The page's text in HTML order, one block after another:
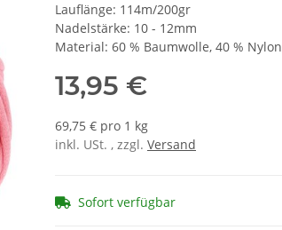
Lauflänge: 114m/200gr
Nadelstärke: 10 - 12mm
Material: 60 % Baumwolle, 40 % Nylon
13,95 €
69,75 € pro 1 kg
inkl. USt. , zzgl. Versand
Sofort verfügbar